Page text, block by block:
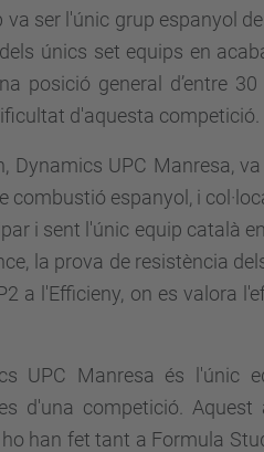
va ser l'únic grup espanyol
únics set equips en
posició general d’entre
d'aquesta competició.
Dynamics UPC Manresa,
combustió espanyol, i
i sent l'únic equip català
la prova de resistència
a l'Efficieny, on es valora
UPC Manresa és l'únic
d'una competició.
han fet tant a Formula